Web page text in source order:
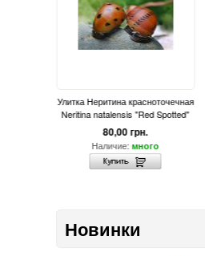
Улитка Неритина красноточечная
Neritina natalensis "Red Spotted"
80,00 грн.
Наличие:много
Новинки